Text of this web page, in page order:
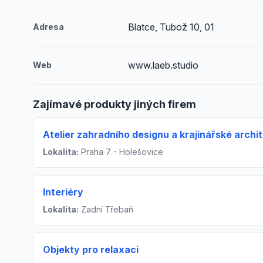
Adresa Blatce, Tubož 10, 01
Web www.laeb.studio
Zajímavé produkty jiných firem
Atelier zahradního designu a krajinářské
Lokalita: Praha 7 - Holešovice
Interiéry
Lokalita: Zadní Třebaň
Objekty pro relaxaci